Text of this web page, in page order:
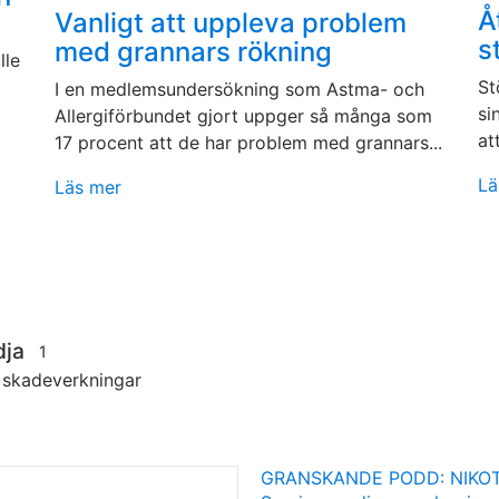
Vanligt att uppleva problem
med grannars rökning
I en medlemsundersökning som Astma- och
Allergiförbundet gjort uppger så många som
17 procent att de har problem med grannars...
Läs mer
1
GRANSKANDE PODD: